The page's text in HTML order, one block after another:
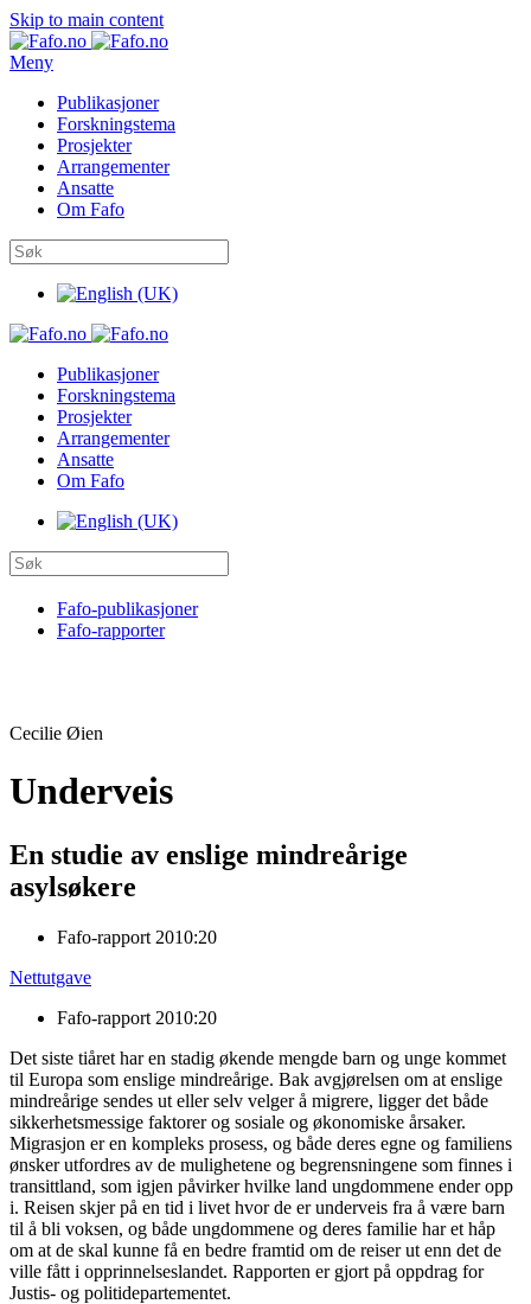
Skip to main content
Meny
Publikasjoner
Forskningstema
Prosjekter
Arrangementer
Ansatte
Om Fafo
Publikasjoner
Forskningstema
Prosjekter
Arrangementer
Ansatte
Om Fafo
Fafo-publikasjoner
Fafo-rapporter
Cecilie Øien
Underveis
En studie av enslige mindreårige
asylsøkere
Fafo-rapport 2010:20
Nettutgave
Fafo-rapport 2010:20
Det siste tiåret har en stadig økende mengde barn og unge kommet
til Europa som enslige mindreårige. Bak avgjørelsen om at enslige
mindreårige sendes ut eller selv velger å migrere, ligger det både
sikkerhetsmessige faktorer og sosiale og økonomiske årsaker.
Migrasjon er en kompleks prosess, og både deres egne og familiens
ønsker utfordres av de mulighetene og begrensningene som finnes i
transittland, som igjen påvirker hvilke land ungdommene ender opp
i. Reisen skjer på en tid i livet hvor de er underveis fra å være barn
til å bli voksen, og både ungdommene og deres familie har et håp
om at de skal kunne få en bedre framtid om de reiser ut enn det de
ville fått i opprinnelseslandet. Rapporten er gjort på oppdrag for
Justis- og politidepartementet.